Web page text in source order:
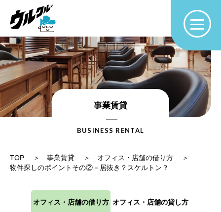
事業賃貸
BUSINESS RENTAL
TOP 事業賃貸
オフィス・店舗の借り方
物件探しのポイントその②－居抜き？スケルトン？
オフィス・店舗の借り方 オフィス・店舗の貸し方